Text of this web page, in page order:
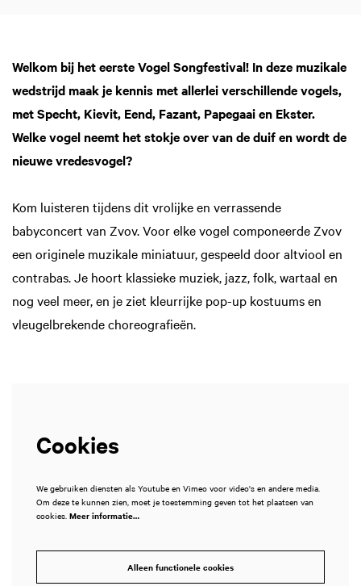
Welkom bij het eerste Vogel Songfestival! In deze muzikale
wedstrijd maak je kennis met allerlei verschillende vogels,
met Specht, Kievit, Eend, Fazant, Papegaai en Ekster.
Welke vogel neemt het stokje over van de duif en wordt de
nieuwe vredesvogel?
Kom luisteren tijdens dit vrolijke en verrassende
babyconcert van Zvov. Voor elke vogel componeerde Zvov
een originele muzikale miniatuur, gespeeld door altviool en
contrabas. Je hoort klassieke muziek, jazz, folk, wartaal en
nog veel meer, en je ziet kleurrijke pop-up kostuums en
vleugelbrekende choreografieën.
Cookies
We gebruiken diensten als Youtube en Vimeo voor video's en andere media.
Om deze te kunnen zien, moet je toestemming geven tot het plaatsen van
cookies. Meer informatie…
Alleen functionele cookies